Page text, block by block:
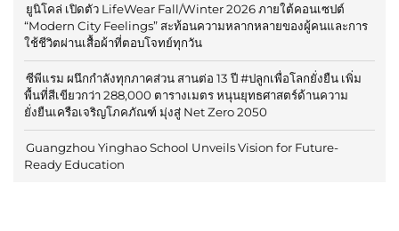
ยูนิโคล่ เปิดตัว LifeWear Fall/Winter 2026 ภายใต้คอนเซปต์
“Modern City Feelings” สะท้อนความหลากหลายของผู้คนและการ
ใช้ชีวิตผ่านเสื้อผ้าที่ตอบโจทย์ทุกวัน
ซีพีแรม ผนึกกำลังทุกภาคส่วน สานต่อ 13 ปี #ปลูกเพื่อโลกยั่งยืน เพิ่ม
พื้นที่สีเขียวกว่า 288,000 ตารางเมตร หนุนยุทธศาสตร์ด้านความ
ยั่งยืนเครือเจริญโภคภัณฑ์ มุ่งสู่ Net Zero 2050
Guangzhou Yinghao School Unveils Vision for Future-
Ready Education